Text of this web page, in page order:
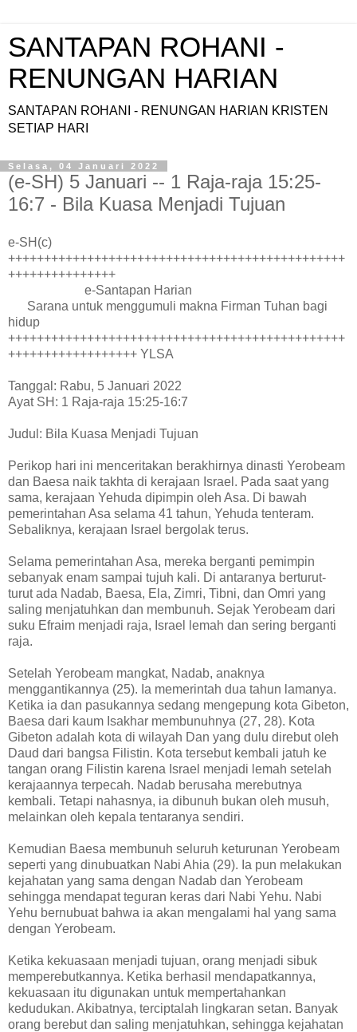
SANTAPAN ROHANI -
RENUNGAN HARIAN
SANTAPAN ROHANI - RENUNGAN HARIAN KRISTEN
SETIAP HARI
Selasa, 04 Januari 2022
(e-SH) 5 Januari -- 1 Raja-raja 15:25-
16:7 - Bila Kuasa Menjadi Tujuan
e-SH(c)
+++++++++++++++++++++++++++++++++++++++++++++++
+++++++++++++++
e-Santapan Harian
Sarana untuk menggumuli makna Firman Tuhan bagi
hidup
+++++++++++++++++++++++++++++++++++++++++++++++
++++++++++++++++++ YLSA
Tanggal: Rabu, 5 Januari 2022
Ayat SH: 1 Raja-raja 15:25-16:7
Judul: Bila Kuasa Menjadi Tujuan
Perikop hari ini menceritakan berakhirnya dinasti Yerobeam
dan Baesa naik takhta di kerajaan Israel. Pada saat yang
sama, kerajaan Yehuda dipimpin oleh Asa. Di bawah
pemerintahan Asa selama 41 tahun, Yehuda tenteram.
Sebaliknya, kerajaan Israel bergolak terus.
Selama pemerintahan Asa, mereka berganti pemimpin
sebanyak enam sampai tujuh kali. Di antaranya berturut-
turut ada Nadab, Baesa, Ela, Zimri, Tibni, dan Omri yang
saling menjatuhkan dan membunuh. Sejak Yerobeam dari
suku Efraim menjadi raja, Israel lemah dan sering berganti
raja.
Setelah Yerobeam mangkat, Nadab, anaknya
menggantikannya (25). Ia memerintah dua tahun lamanya.
Ketika ia dan pasukannya sedang mengepung kota Gibeton,
Baesa dari kaum Isakhar membunuhnya (27, 28). Kota
Gibeton adalah kota di wilayah Dan yang dulu direbut oleh
Daud dari bangsa Filistin. Kota tersebut kembali jatuh ke
tangan orang Filistin karena Israel menjadi lemah setelah
kerajaannya terpecah. Nadab berusaha merebutnya
kembali. Tetapi nahasnya, ia dibunuh bukan oleh musuh,
melainkan oleh kepala tentaranya sendiri.
Kemudian Baesa membunuh seluruh keturunan Yerobeam
seperti yang dinubuatkan Nabi Ahia (29). Ia pun melakukan
kejahatan yang sama dengan Nadab dan Yerobeam
sehingga mendapat teguran keras dari Nabi Yehu. Nabi
Yehu bernubuat bahwa ia akan mengalami hal yang sama
dengan Yerobeam.
Ketika kekuasaan menjadi tujuan, orang menjadi sibuk
memperebutkannya. Ketika berhasil mendapatkannya,
kekuasaan itu digunakan untuk mempertahankan
kedudukan. Akibatnya, terciptalah lingkaran setan. Banyak
orang berebut dan saling menjatuhkan, sehingga kejahatan